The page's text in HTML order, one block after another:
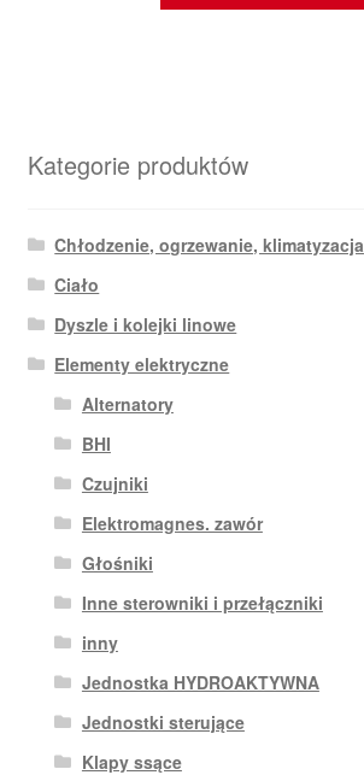
Kategorie produktów
Chłodzenie, ogrzewanie, klimatyzacja
Ciało
Dyszle i kolejki linowe
Elementy elektryczne
Alternatory
BHI
Czujniki
Elektromagnes. zawór
Głośniki
Inne sterowniki i przełączniki
inny
Jednostka HYDROAKTYWNA
Jednostki sterujące
Klapy ssące